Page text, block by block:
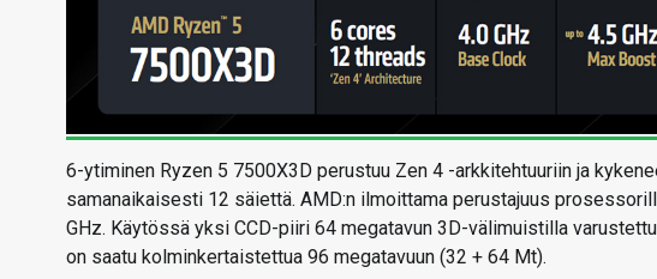
6-ytiminen Ryzen 5 7500X3D perustuu Zen 4 -arkkitehtuuriin ja
samanaikaisesti 12 säiettä. AMD:n ilmoittama perustajuus
GHz. Käytössä yksi CCD-piiri 64 megatavun 3D-välimuistilla
on saatu kolminkertaistettua 96 megatavuun (32 + 64 Mt).